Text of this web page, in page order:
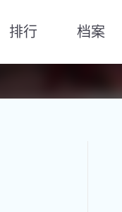
排行 档案